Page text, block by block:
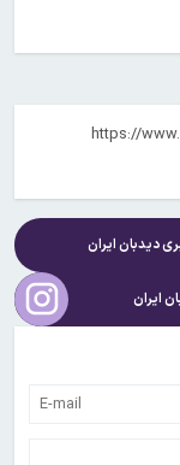
دیدبان ایران
ایران